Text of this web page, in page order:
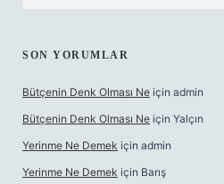
SON YORUMLAR
Bütçenin Denk Olması Ne için admin
Bütçenin Denk Olması Ne için Yalçın
Yerinme Ne Demek için admin
Yerinme Ne Demek için Barış